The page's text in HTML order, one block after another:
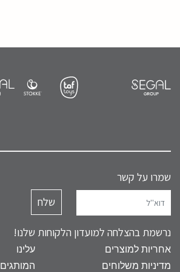
שמרו על קשר
נרשמת בהצלחה למועדון הלקוחות שלנו!
אחריות למוצרים
מדיניות משלוחים
עלינו
המותגים